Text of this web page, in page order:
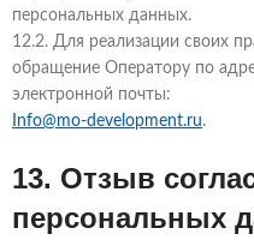
персональных данных.
12.2. Для реализации своих
обращение Оператору по
электронной почты:
Info@mo-development.ru.
13. Отзыв
персональных